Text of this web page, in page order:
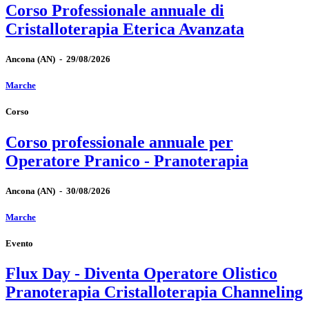
Corso Professionale annuale di
Cristalloterapia Eterica Avanzata
Ancona (AN) - 29/08/2026
Marche
Corso
Corso professionale annuale per
Operatore Pranico - Pranoterapia
Ancona (AN) - 30/08/2026
Marche
Evento
Flux Day - Diventa Operatore Olistico
Pranoterapia Cristalloterapia Channeling